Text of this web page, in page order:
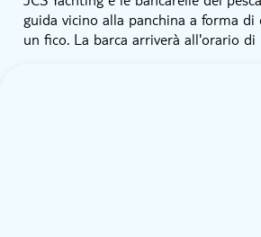
guida vicino alla panchina a forma
un fico. La barca arriverà all'orario di